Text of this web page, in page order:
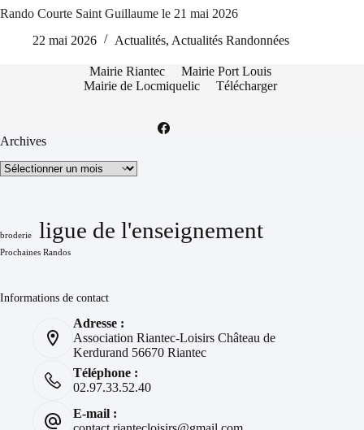
Rando Courte Saint Guillaume le 21 mai 2026
22 mai 2026
Actualités, Actualités Randonnées
Mairie Riantec
Mairie Port Louis
Mairie de Locmiquelic
Télécharger
Archives
Archives
broderie ligue de l'enseignement
Prochaines Randos
Informations de contact
Adresse :
Association Riantec-Loisirs Château de
Kerdurand 56670 Riantec
Téléphone :
02.97.33.52.40
E-mail :